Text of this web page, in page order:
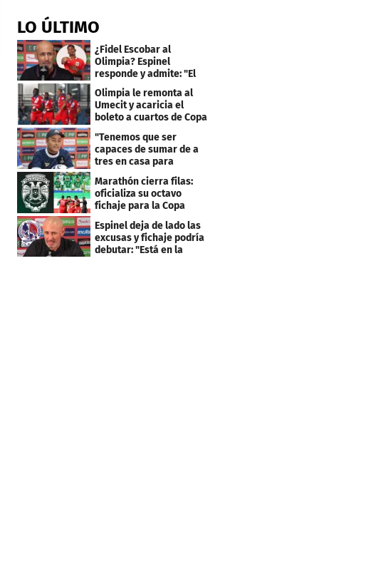
LO ÚLTIMO
¿Fidel Escobar al
Olimpia? Espinel
responde y admite: "El
resultado fue corto"
Olimpia le remonta al
Umecit y acaricia el
boleto a cuartos de Copa
"Tenemos que ser
capaces de sumar de a
tres en casa para
asegurar la
clasificación"
Marathón cierra filas:
oficializa su octavo
fichaje para la Copa
Centroamericana
Espinel deja de lado las
excusas y fichaje podría
debutar: "Está en la